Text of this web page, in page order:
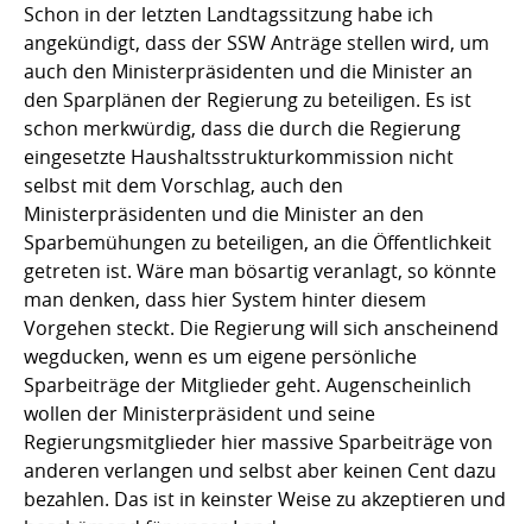
Schon in der letzten Landtagssitzung habe ich
angekündigt, dass der SSW Anträge stellen wird, um
auch den Ministerpräsidenten und die Minister an
den Sparplänen der Regierung zu beteiligen. Es ist
schon merkwürdig, dass die durch die Regierung
eingesetzte Haushaltsstrukturkommission nicht
selbst mit dem Vorschlag, auch den
Ministerpräsidenten und die Minister an den
Sparbemühungen zu beteiligen, an die Öffentlichkeit
getreten ist. Wäre man bösartig veranlagt, so könnte
man denken, dass hier System hinter diesem
Vorgehen steckt. Die Regierung will sich anscheinend
wegducken, wenn es um eigene persönliche
Sparbeiträge der Mitglieder geht. Augenscheinlich
wollen der Ministerpräsident und seine
Regierungsmitglieder hier massive Sparbeiträge von
anderen verlangen und selbst aber keinen Cent dazu
bezahlen. Das ist in keinster Weise zu akzeptieren und